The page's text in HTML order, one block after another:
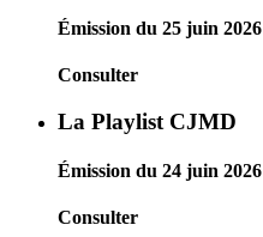
Émission du 25 juin 2026
Consulter
La Playlist CJMD
Émission du 24 juin 2026
Consulter